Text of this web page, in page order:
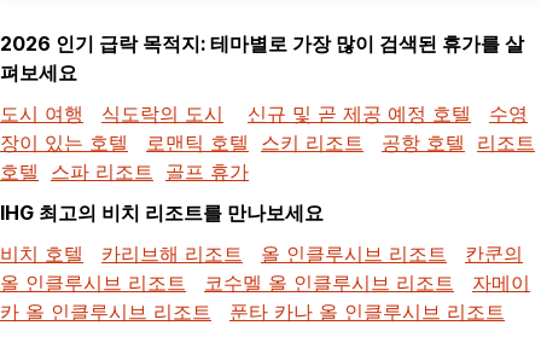
2026 인기 급락 목적지: 테마별로 가장 많이 검색된 휴가를 살
펴보세요
도시 여행
식도락의 도시 신규 및 곧 제공 예정 호텔
수영
장이 있는 호텔
로맨틱 호텔 스키 리조트 공항 호텔
리조트
호텔
스파 리조트
골프 휴가
IHG 최고의 비치 리조트를 만나보세요
비치 호텔
카리브해 리조트 올 인클루시브 리조트
칸쿤의
올 인클루시브 리조트
코수멜 올 인클루시브 리조트
자메이
카 올 인클루시브 리조트
푼타 카나 올 인클루시브 리조트